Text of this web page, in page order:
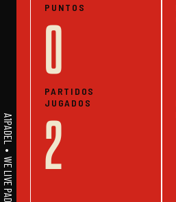
PUNTOS
0
PARTIDOS
JUGADOS
2